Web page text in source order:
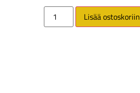
Lisää ostoskoriin